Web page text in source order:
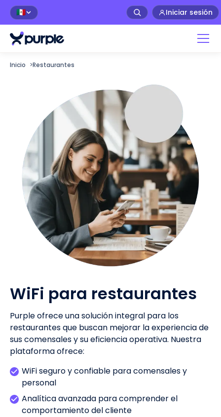
🇲🇽 Iniciar sesión
Inicio >Restaurantes
WiFi para restaurantes
Purple ofrece una solución integral para los
restaurantes que buscan mejorar la experiencia de
sus comensales y su eficiencia operativa. Nuestra
plataforma ofrece:
WiFi seguro y confiable para comensales y
personal
Analítica avanzada para comprender el
comportamiento del cliente